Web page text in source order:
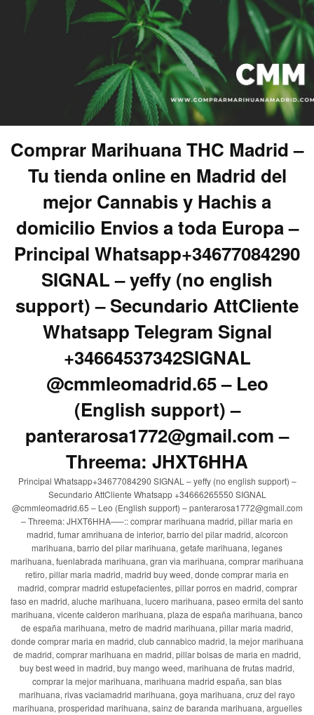
Comprar Marihuana THC Madrid –
Tu tienda online en Madrid del
mejor Cannabis y Hachis a
domicilio Envios a toda Europa –
Principal Whatsapp+34677084290
SIGNAL – yeffy (no english
support) – Secundario AttCliente
Whatsapp Telegram Signal
+34664537342SIGNAL
@cmmleomadrid.65 – Leo
(English support) –
panterarosa1772@gmail.com –
Threema: JHXT6HHA
Principal Whatsapp+34677084290 SIGNAL – yeffy (no english support) –
Secundario AttCliente Whatsapp +34666265550 SIGNAL
@cmmleomadrid.65 – Leo (English support) – panterarosa1772@gmail.com
– Threema: JHXT6HHA—–:: comprar marihuana madrid, pillar maria en
madrid, fumar amrihuana de interior, barrio del pilar madrid, alcorcon
marihuana, barrio del pilar marihuana, getafe marihuana, leganes
marihuana, fuenlabrada marihuana, gran via marihuana, comprar marihuana
retiro, pillar maria madrid, madrid buy weed, donde comprar maria en
madrid, comprar madrid estupefacientes, pillar porros en madrid, comprar
faso en madrid, aluche marihuana, lucero marihuana, paseo ermita del santo
marihuana, vicente calderon marihuana, plaza de españa marihuana, banco
de españa marihuana, metro de madrid marihuana, pillar maria madrid,
donde comprar maria en madrid, club cannabico madrid, la mejor marihuana
de madrid, comprar marihuana en madrid, pillar bolsas de maria en madrid,
buy best weed in madrid, buy mango weed, marihuana de frutas madrid,
comprar la mejor marihuana, marihuana madrid españa, san blas
marihuana, rivas vaciamadrid marihuana, goya marihuana, cruz del rayo
marihuana, prosperidad marihuana, sainz de baranda marihuana, arguelles